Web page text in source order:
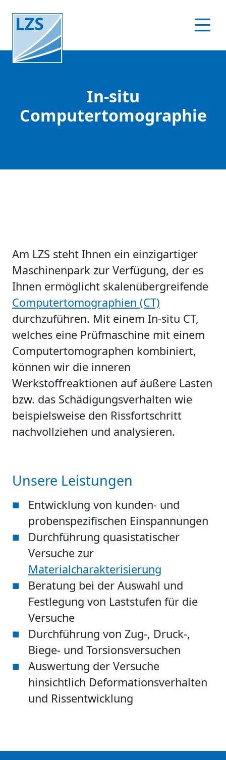
In-situ
Computertomographie
Am LZS steht Ihnen ein einzigartiger
Maschinenpark zur Verfügung, der es
Ihnen ermöglicht skalenübergreifende
Computertomographien (CT)
durchzuführen. Mit einem In-situ CT,
welches eine Prüfmaschine mit einem
Computertomographen kombiniert,
können wir die inneren
Werkstoffreaktionen auf äußere Lasten
bzw. das Schädigungsverhalten wie
beispielsweise den Rissfortschritt
nachvollziehen und analysieren.
Unsere Leistungen
Entwicklung von kunden- und
probenspezifischen Einspannungen
Durchführung quasistatischer
Versuche zur
Materialcharakterisierung
Beratung bei der Auswahl und
Festlegung von Laststufen für die
Versuche
Durchführung von Zug-, Druck-,
Biege- und Torsionsversuchen
Auswertung der Versuche
hinsichtlich Deformationsverhalten
und Rissentwicklung